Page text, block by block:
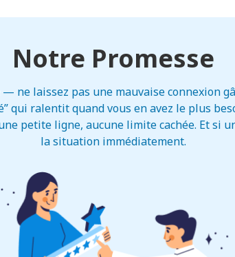
Notre Promesse
ne laissez pas une mauvaise connexion
qui ralentit quand vous en avez le plus
petite ligne, aucune limite cachée. Et si
la situation immédiatement.